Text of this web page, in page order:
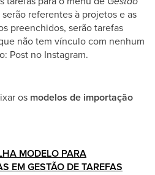
referentes à projetos e as
preenchidos, serão tarefas
não tem vínculo com nenhum
Post no Instagram.
os modelos de importação
MODELO PARA
EM GESTÃO DE TAREFAS